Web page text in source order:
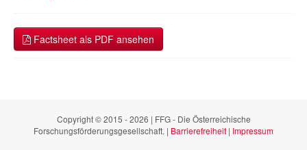
Factsheet als PDF ansehen
Copyright © 2015 - 2026 | FFG - Die Österreichische
Forschungsförderungsgesellschaft. | Barrierefreiheit | Impressum